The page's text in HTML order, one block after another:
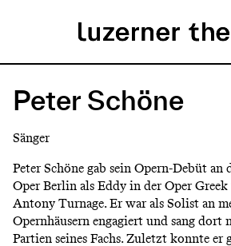
zum
Inhalt
H
u
p
t
m
Peter Schöne
Sänger
Peter Schöne gab sein Opern-Debüt an
Oper Berlin als Eddy in der Oper
Antony Turnage. Er war als Solist an
Opernhäusern engagiert und sang dort
Partien seines Fachs. Zuletzt konnte er